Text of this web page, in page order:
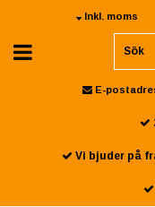
Inkl. moms
E-
Vi bjuder på